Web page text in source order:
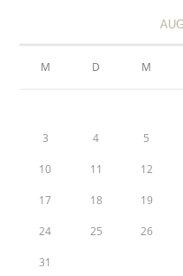
M D M
3 4 5
10 11 12
17 18 19
24 25 26
31